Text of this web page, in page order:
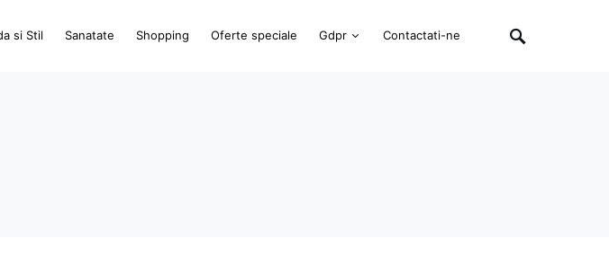
si Stil Sanatate Shopping Oferte speciale Gdpr Contactati-ne